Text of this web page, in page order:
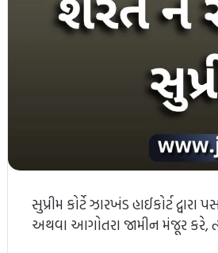
સુપ્રીમ કોર્ટે ઝારખંડ હાઈકોર્ટ
અથવા આગોતરા જામીન મંજૂર કરે,